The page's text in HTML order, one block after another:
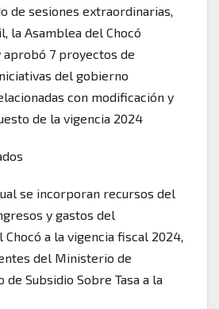
de sesiones extraordinarias,
la Asamblea del Chocó
aprobó 7 proyectos de
del gobierno
con modificación y
de la vigencia 2024
se incorporan recursos del
y gastos del
a la vigencia fiscal 2024,
del Ministerio de
de Subsidio Sobre Tasa a la